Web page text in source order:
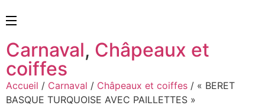
Carnaval, Châpeaux et
coiffes
Accueil / Carnaval / Châpeaux et coiffes / « BERET
BASQUE TURQUOISE AVEC PAILLETTES »